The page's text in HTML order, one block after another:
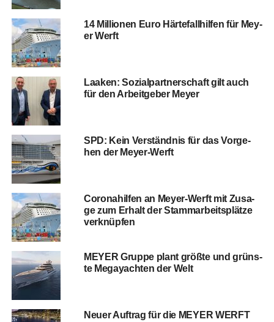
14 Mil­lio­nen Euro Här­te­fall­hil­fen für Mey­
er Werft
Laa­ken: Sozi­al­part­ner­schaft gilt auch
für den Arbeit­ge­ber Meyer
SPD: Kein Ver­ständ­nis für das Vor­ge­
hen der Meyer-Werft
Coro­na­hil­fen an Mey­er-Werft mit Zusa­
ge zum Erhalt der Stamm­ar­beits­plät­ze
verknüpfen
MEYER Grup­pe plant größ­te und grüns­
te Mega­yach­ten der Welt
Neu­er Auf­trag für die MEYER WERFT